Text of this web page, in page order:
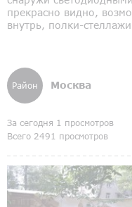
прекрасно видно,
внутрь, полки-
Район Москва
За сегодня 1 просмотров
Всего 2491 просмотров